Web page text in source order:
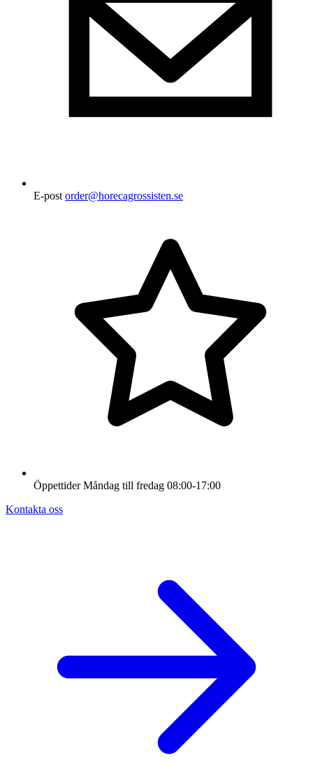
E-post order@horecagrossisten.se
Öppettider Måndag till fredag 08:00-17:00
Kontakta oss